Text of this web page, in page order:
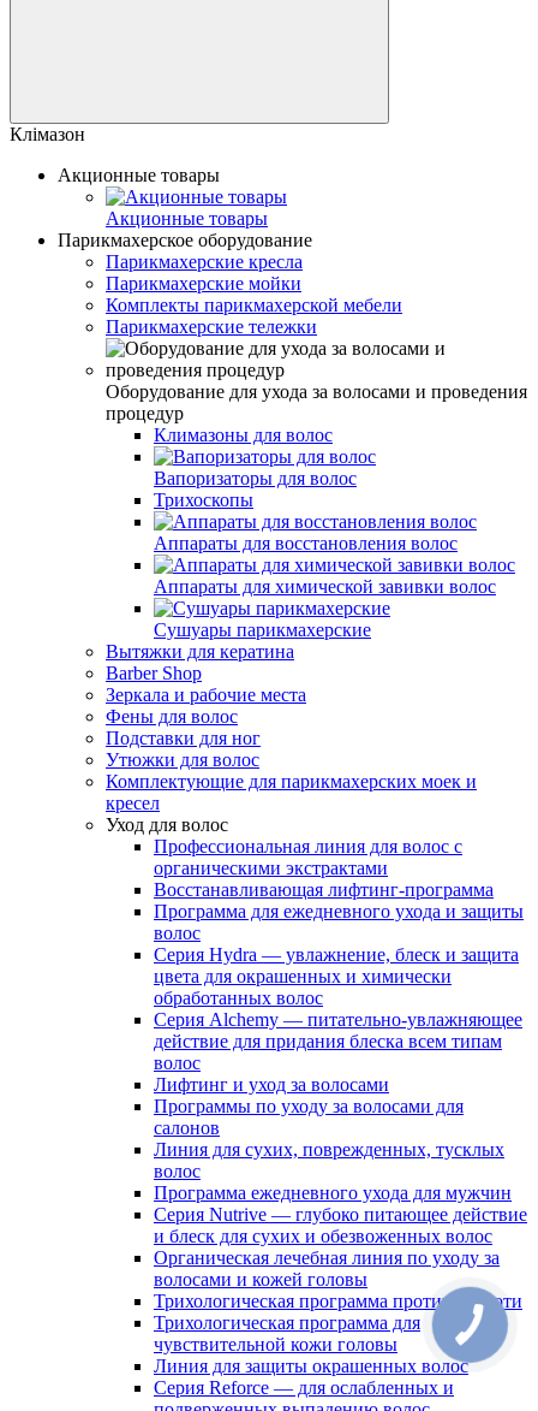
Клімазон
Акционные товары
Акционные товары
Парикмахерское оборудование
Парикмахерские кресла
Парикмахерские мойки
Комплекты парикмахерской мебели
Парикмахерские тележки
Оборудование для ухода за волосами и проведения
процедур
Климазоны для волос
Вапоризаторы для волос
Трихоскопы
Аппараты для восстановления волос
Аппараты для химической завивки волос
Сушуары парикмахерские
Вытяжки для кератина
Barber Shop
Зеркала и рабочие места
Фены для волос
Подставки для ног
Утюжки для волос
Комплектующие для парикмахерских моек и
кресел
Уход для волос
Профессиональная линия для волос с
органическими экстрактами
Восстанавливающая лифтинг-программа
Программа для ежедневного ухода и защиты
волос
Серия Hydra — увлажнение, блеск и защита
цвета для окрашенных и химически
обработанных волос
Серия Alchemy — питательно-увлажняющее
действие для придания блеска всем типам
волос
Лифтинг и уход за волосами
Программы по уходу за волосами для
салонов
Линия для сухих, поврежденных, тусклых
волос
Программа ежедневного ухода для мужчин
Серия Nutrive — глубоко питающее действие
и блеск для сухих и обезвоженных волос
Органическая лечебная линия по уходу за
волосами и кожей головы
Трихологическая программа против перхоти
Трихологическая программа для
чувствительной кожи головы
Линия для защиты окрашенных волос
Серия Reforce — для ослабленных и